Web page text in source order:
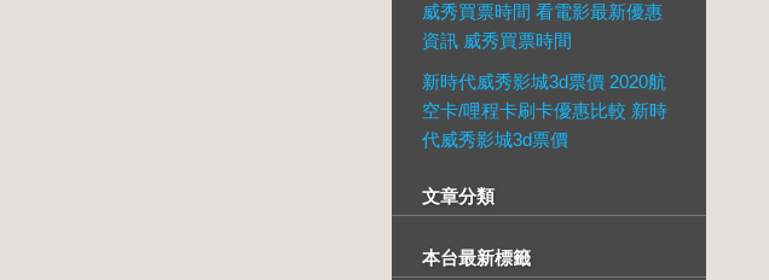
威秀買票時間 看電影最新優惠
資訊 威秀買票時間
新時代威秀影城3d票價 2020航
空卡/哩程卡刷卡優惠比較 新時
代威秀影城3d票價
文章分類
本台最新標籤